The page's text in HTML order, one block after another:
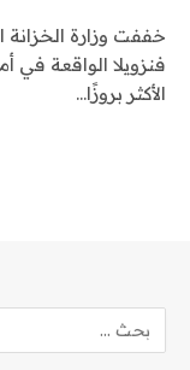
خففت وزارة الخزانة
فنزويلا الواقعة في
الأكثر بروزًا…